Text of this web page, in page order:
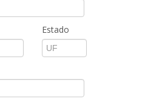
Estado